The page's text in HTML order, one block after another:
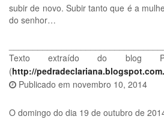
subir de novo. Subir tanto que é a
do senhor…
Texto extraído do blog
(http://
Publicado em novembro 10, 2014
O domingo do dia 19 de outubro de